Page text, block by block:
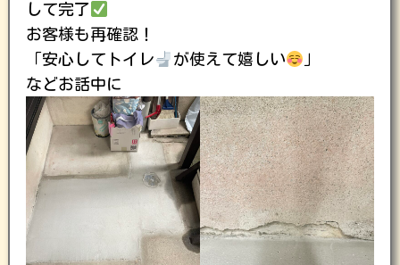
して完了
お客様も再確認！
「安心してトイレ
が使えて嬉しい
などお話中に